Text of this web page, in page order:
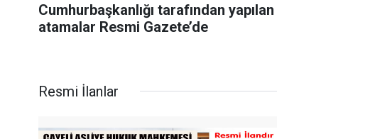
Cumhurbaşkanlığı tarafından yapılan
atamalar Resmi Gazete’de
Resmi İlanlar